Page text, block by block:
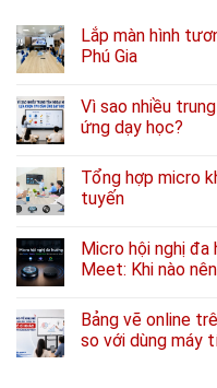
Lắp màn hình
Phú Gia
Vì sao nhiều
ứng dạy học?
Tổng hợp micro
tuyến
Micro hội nghị đa
Meet: Khi nào
Bảng vẽ online
so với dùng máy